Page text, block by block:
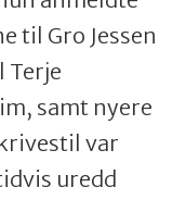
til Gro Jessen
Terje
samt nyere
var
uredd